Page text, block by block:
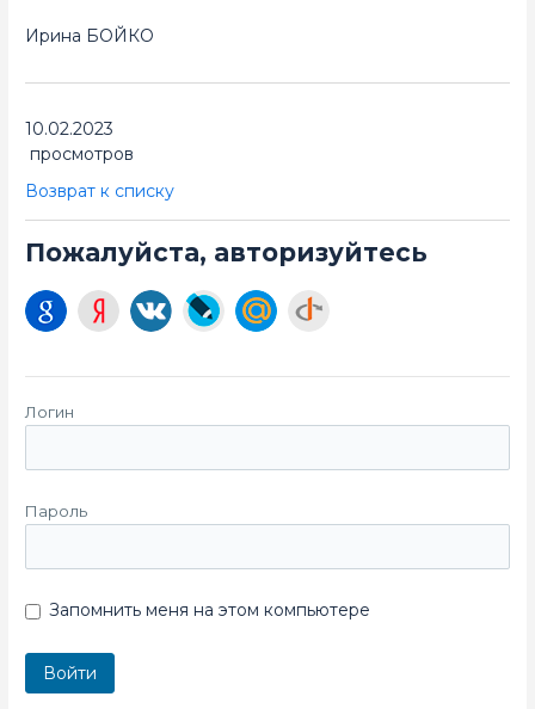
Ирина БОЙКО
10.02.2023
просмотров
Возврат к списку
Пожалуйста, авторизуйтесь
Логин
Пароль
Запомнить меня на этом компьютере